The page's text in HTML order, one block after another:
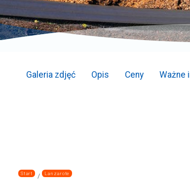
Galeria zdjęć Opis Ceny Ważne
Start Lanzarote